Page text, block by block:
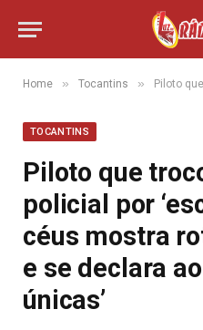
Home » Tocantins » Piloto que trocou carreira
TOCANTINS
Piloto que
policial por
céus mostra
e se declara
únicas’